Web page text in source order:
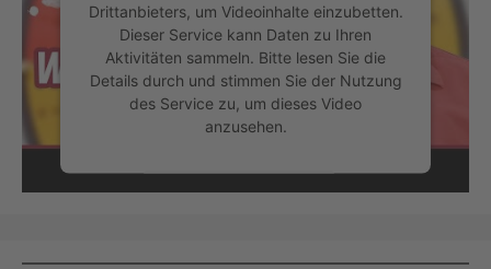
Drittanbieters, um Videoinhalte einzubetten.
Dieser Service kann Daten zu Ihren
Aktivitäten sammeln. Bitte lesen Sie die
Details durch und stimmen Sie der Nutzung
des Service zu, um dieses Video
anzusehen.
Mehr Informationen